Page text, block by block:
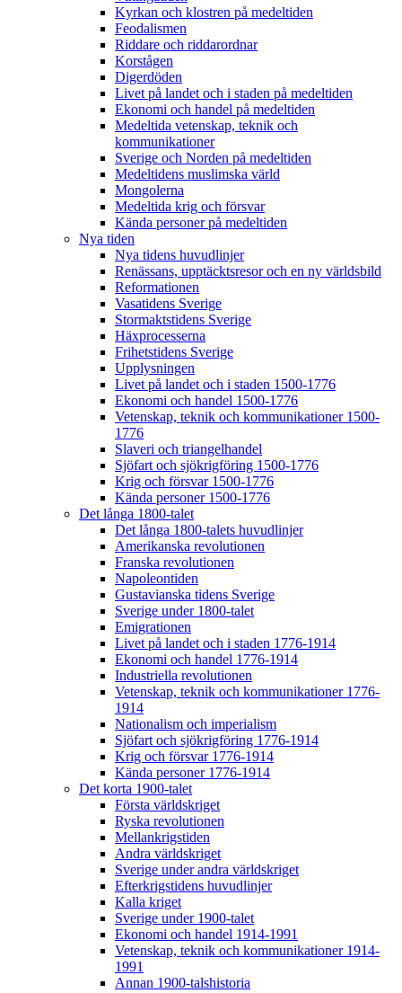
Kyrkan och klostren på medeltiden
Feodalismen
Riddare och riddarordnar
Korstågen
Digerdöden
Livet på landet och i staden på medeltiden
Ekonomi och handel på medeltiden
Medeltida vetenskap, teknik och
kommunikationer
Sverige och Norden på medeltiden
Medeltidens muslimska värld
Mongolerna
Medeltida krig och försvar
Kända personer på medeltiden
Nya tiden
Nya tidens huvudlinjer
Renässans, upptäcktsresor och en ny världsbild
Reformationen
Vasatidens Sverige
Stormaktstidens Sverige
Häxprocesserna
Frihetstidens Sverige
Upplysningen
Livet på landet och i staden 1500-1776
Ekonomi och handel 1500-1776
Vetenskap, teknik och kommunikationer 1500-
1776
Slaveri och triangelhandel
Sjöfart och sjökrigföring 1500-1776
Krig och försvar 1500-1776
Kända personer 1500-1776
Det långa 1800-talet
Det långa 1800-talets huvudlinjer
Amerikanska revolutionen
Franska revolutionen
Napoleontiden
Gustavianska tidens Sverige
Sverige under 1800-talet
Emigrationen
Livet på landet och i staden 1776-1914
Ekonomi och handel 1776-1914
Industriella revolutionen
Vetenskap, teknik och kommunikationer 1776-
1914
Nationalism och imperialism
Sjöfart och sjökrigföring 1776-1914
Krig och försvar 1776-1914
Kända personer 1776-1914
Det korta 1900-talet
Första världskriget
Ryska revolutionen
Mellankrigstiden
Andra världskriget
Sverige under andra världskriget
Efterkrigstidens huvudlinjer
Kalla kriget
Sverige under 1900-talet
Ekonomi och handel 1914-1991
Vetenskap, teknik och kommunikationer 1914-
1991
Annan 1900-talshistoria